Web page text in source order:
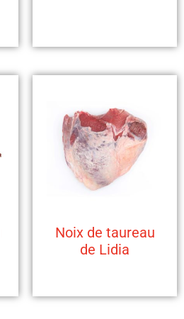
Noix de taureau
de Lidia